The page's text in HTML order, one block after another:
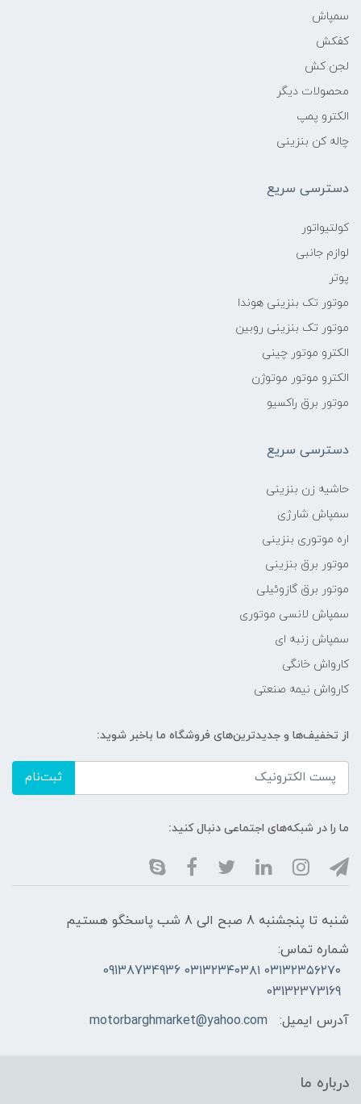
سمپاش
کفکش
لجن کش
محصولات دیگر
الکترو پمپ
چاله کن بنزینی
دسترسی سریع
کولتیواتور
لوازم جانبی
پوتر
موتور تک بنزینی هوندا
موتور تک بنزینی روبین
الکترو موتور چینی
الکترو موتور موتوژن
موتور برق راکسیو
دسترسی سریع
حاشیه زن بنزینی
سمپاش شارژی
اره موتوری بنزینی
موتور برق بنزینی
موتور برق گازوئیلی
سمپاش لانسی موتوری
سمپاش زنبه ای
کارواش خانگی
کارواش نیمه صنعتی
از تخفیف‌ها و جدیدترین‌های فروشگاه ما باخبر شوید:
ثبت‌نام
ما را در شبکه‌های اجتماعی دنبال کنید:
شنبه تا پنجشنبه 8 صبح الی 8 شب پاسخگو هستیم
شماره تماس:
۰۳۱۳۲۳۵۶۲۷۰ ۰۳۱۳۲۳۴۰۳۸۱ 09138734936
03132373169
آدرس ایمیل:
motorbarghmarket@yahoo.com
درباره ما